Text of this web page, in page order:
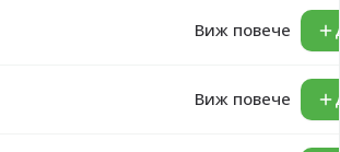
Виж повече
Виж повече